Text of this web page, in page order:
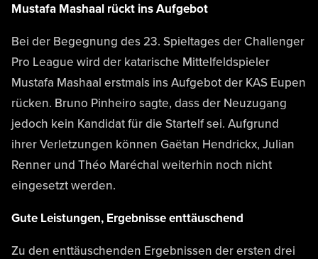
Mustafa Mashaal rückt ins Aufgebot
Bei der Begegnung des 23. Spieltages der Challenger
Pro League wird der katarische Mittelfeldspieler
Mustafa Mashaal erstmals ins Aufgebot der KAS Eupen
rücken. Bruno Pinheiro sagte, dass der Neuzugang
jedoch kein Kandidat für die Startelf sei. Aufgrund
ihrer Verletzungen können Gaëtan Hendrickx, Julian
Renner und Théo Maréchal weiterhin noch nicht
eingesetzt werden.
Gute Leistungen, Ergebnisse enttäuschend
Zu den enttäuschenden Ergebnissen der ersten drei